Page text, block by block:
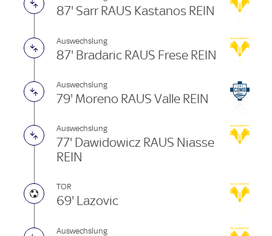
87' Sarr RAUS Kastanos REIN
Auswechslung
87' Bradaric RAUS Frese REIN
Auswechslung
79' Moreno RAUS Valle REIN
Auswechslung
77' Dawidowicz RAUS Niasse
REIN
TOR
69' Lazovic
Auswechslung